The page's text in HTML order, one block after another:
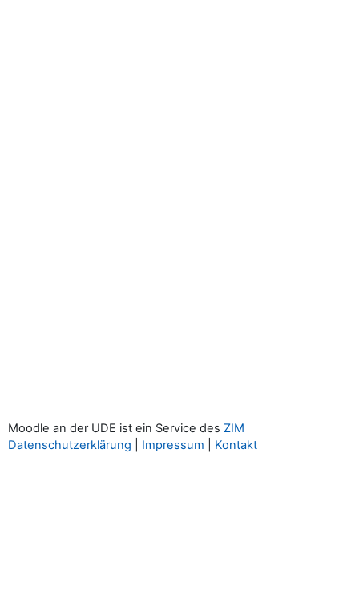
Moodle an der UDE ist ein Service des ZIM
Datenschutzerklärung
Impressum Kontakt